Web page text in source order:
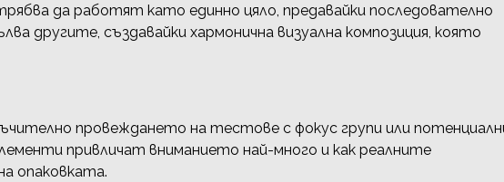
да работят като единно цяло, предавайки последователно
другите, създавайки хармонична визуална композиция, която
провеждането на тестове с фокус групи или
привличат вниманието най-много и как реалните
опаковката.